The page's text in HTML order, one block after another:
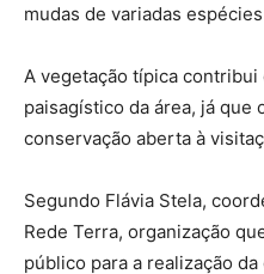
mudas de variadas
A vegetação típica
paisagístico da área, já que
conservação aberta à
Segundo Flávia Stela,
Rede Terra, organização
público para a realização